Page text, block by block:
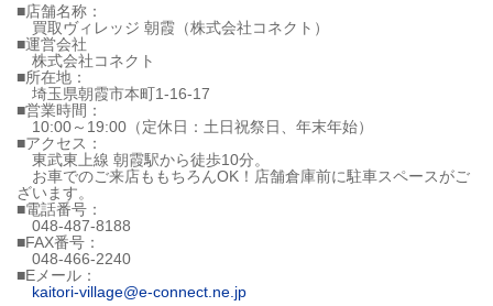
■店舗名称：
買取ヴィレッジ 朝霞（株式会社コネクト）
■運営会社
株式会社コネクト
■所在地：
埼玉県朝霞市本町1-16-17
■営業時間：
10:00～19:00（定休日：土日祝祭日、年末年始）
■アクセス：
東武東上線 朝霞駅から徒歩10分。
お車でのご来店ももちろんOK！店舗倉庫前に駐車スペースがご
ざいます。
■電話番号：
048-487-8188
■FAX番号：
048-466-2240
■Eメール：
kaitori-village@e-connect.ne.jp